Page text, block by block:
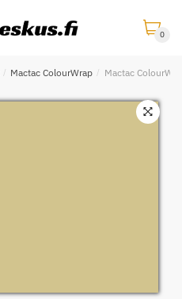
0
/ Mactac ColourWrap / Mactac